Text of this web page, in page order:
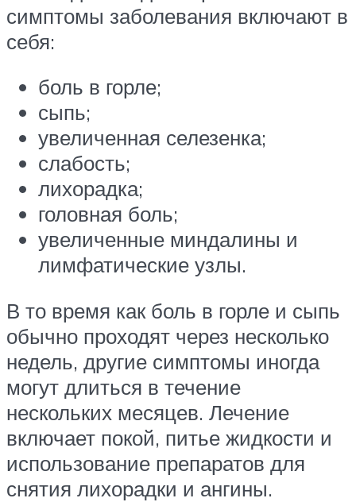
симптомы заболевания включают в
себя:
боль в горле;
сыпь;
увеличенная селезенка;
слабость;
лихорадка;
головная боль;
увеличенные миндалины и
лимфатические узлы.
В то время как боль в горле и сыпь
обычно проходят через несколько
недель, другие симптомы иногда
могут длиться в течение
нескольких месяцев. Лечение
включает покой, питье жидкости и
использование препаратов для
снятия лихорадки и ангины.